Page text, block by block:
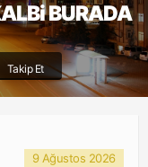
BURADA
Takip Et
9 Ağustos 2026